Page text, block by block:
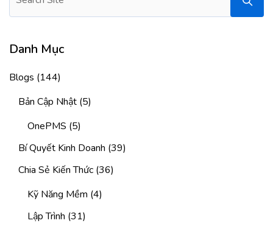
Danh Mục
Blogs (144)
Bản Cập Nhật (5)
OnePMS (5)
Bí Quyết Kinh Doanh (39)
Chia Sẻ Kiến Thức (36)
Kỹ Năng Mềm (4)
Lập Trình (31)